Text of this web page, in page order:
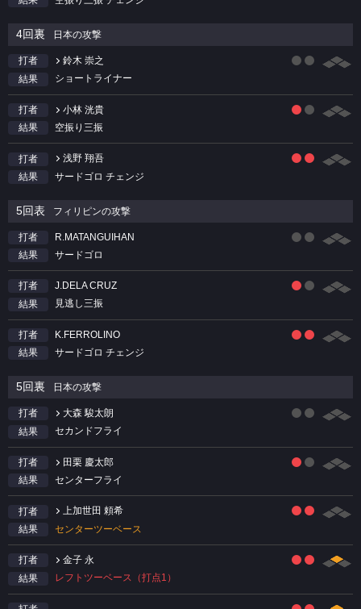
4回裏 日本の攻撃
打者
鈴木 崇之
結果
ショートライナー
打者
小林 洸貴
結果
空振り三振
打者
浅野 翔吾
結果
サードゴロ チェンジ
5回表 フィリピンの攻撃
打者
R.MATANGUIHAN
結果
サードゴロ
打者
J.DELA CRUZ
結果
見逃し三振
打者
K.FERROLINO
結果
サードゴロ チェンジ
5回裏 日本の攻撃
打者
大森 駿太朗
結果
セカンドフライ
打者
田栗 慶太郎
結果
センターフライ
打者
上加世田 頼希
結果
センターツーベース
打者
金子 永
結果
レフトツーベース（打点1）